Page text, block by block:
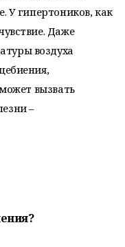
У гипертоников, как
Даже
воздуха
вызвать
–